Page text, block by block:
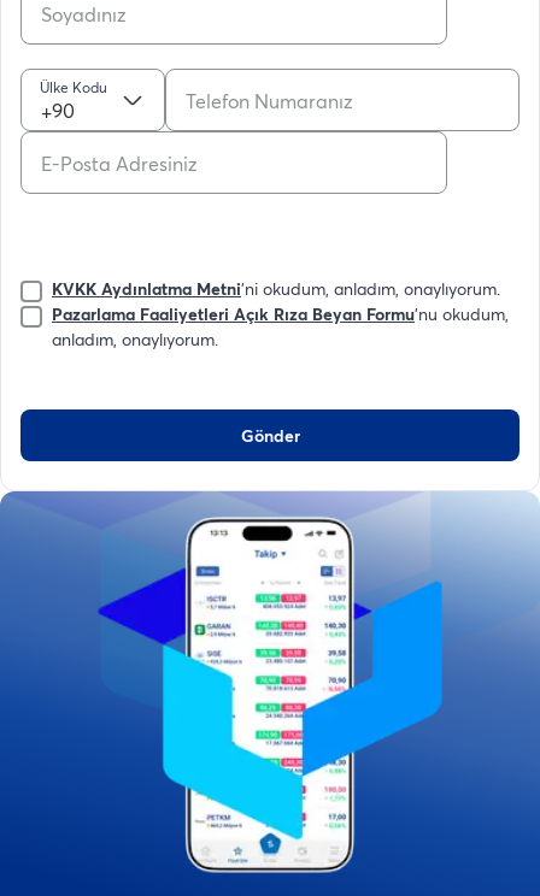
Ülke Kodu
+90
KVKK Aydınlatma Metni'ni okudum, anladım, onaylıyorum.
Pazarlama Faaliyetleri Açık Rıza Beyan Formu'nu okudum,
anladım, onaylıyorum.
Gönder